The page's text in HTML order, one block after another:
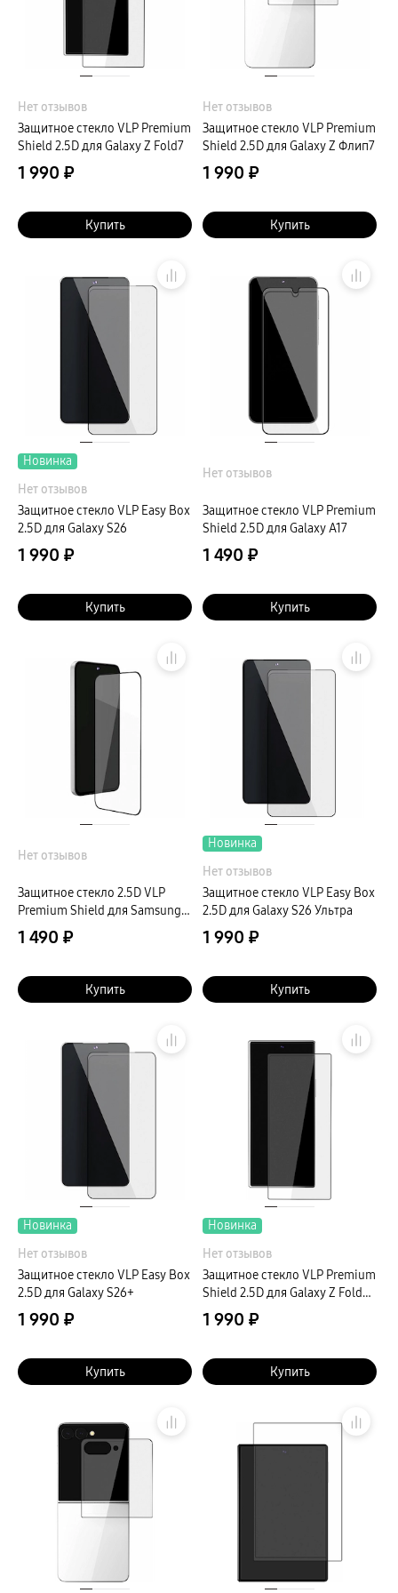
пвз
Мультимедиа
гарантия
Беспроводные наушники
Проводные наушники
Наушники с шумоподавлением
TWS наушники
доставка
Акустические системы
Аксессуары
Поисковые трекеры
Чехлы
Зарядные устройства
Карты памяти и флэш-накопители
Ремешки для часов
Аксессуары для телевизоров
Аксессуары для проекторов
Накопители
Клавиатуры для планшетов
Клавиатуры
пвз
Уценка
Нет отзывов
Защитное стекло VLP Premium
Shield 2.5D для Galaxy Z Fold7
1 990 ₽
Купить
Нет отзывов
Защитное стекло VLP Premium
Shield 2.5D для Galaxy Z Флип7
1 990 ₽
Купить
Новинка
Нет отзывов
Защитное стекло VLP Easy Box
2.5D для Galaxy S26
1 990 ₽
Купить
Нет отзывов
Защитное стекло VLP Premium
Shield 2.5D для Galaxy A17
1 490 ₽
Купить
Нет отзывов
Защитное стекло 2.5D VLP
Premium Shield для Samsung
A37/A57/A36/А56/S24 FE с
черной рамкой
1 490 ₽
Купить
Новинка
Нет отзывов
Защитное стекло VLP Easy Box
2.5D для Galaxy S26 Ультра
1 990 ₽
Купить
Новинка
Нет отзывов
Защитное стекло VLP Easy Box
2.5D для Galaxy S26+
1 990 ₽
Купить
Новинка
Нет отзывов
Защитное стекло VLP Premium
Shield 2.5D для Galaxy Z Fold8
Ультра
1 990 ₽
Купить